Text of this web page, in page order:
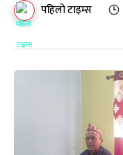
पहिलो टाइम्स